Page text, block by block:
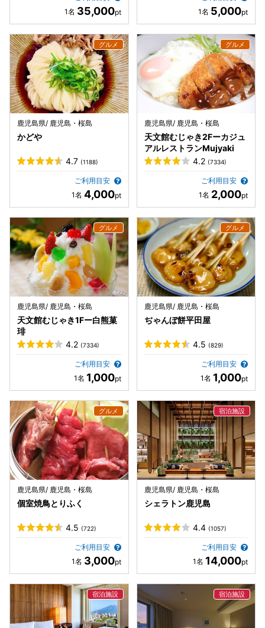
35,000 5,000
鹿児島県/ 鹿児島・桜島
かどや
4.7 (1188)
ご利用目安
4,000
鹿児島県/ 鹿児島・桜島
天文館むじゃき2Fーカジュ
アルレストランMujyaki
4.2 (7334)
ご利用目安
2,000
鹿児島県/ 鹿児島・桜島
天文館むじゃき1Fー白熊菓
琲
4.2 (7334)
ご利用目安
1,000
鹿児島県/ 鹿児島・桜島
ぢゃんぼ餅平田屋
4.5 (829)
ご利用目安
1,000
鹿児島県/ 鹿児島・桜島
個室焼鳥とりふく
4.5 (722)
ご利用目安
3,000
鹿児島県/ 鹿児島・桜島
シェラトン鹿児島
4.4 (1057)
ご利用目安
14,000